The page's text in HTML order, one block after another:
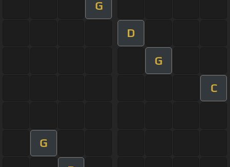
G
D
G
C
G